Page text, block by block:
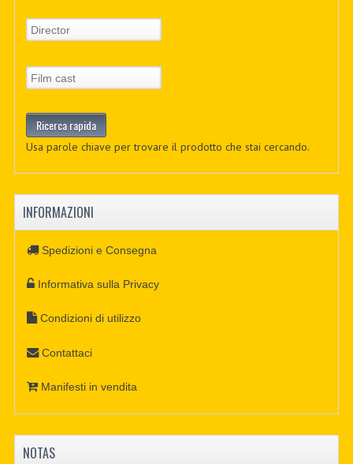
Usa parole chiave per trovare il prodotto che stai cercando.
INFORMAZIONI
Spedizioni e Consegna
Informativa sulla Privacy
Condizioni di utilizzo
Contattaci
Manifesti in vendita
NOTAS